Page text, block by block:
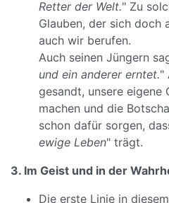
Retter der Welt." Zu
Glauben, der sich doch
auch wir berufen.
Auch seinen Jüngern
und ein anderer erntet."
gesandt, unsere eigene
machen und die
schon dafür sorgen,
ewige Leben" trägt.
3. Im Geist und in der
Die erste Linie in